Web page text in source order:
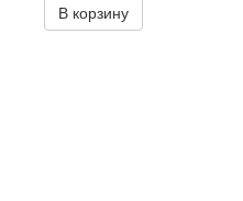
В корзину